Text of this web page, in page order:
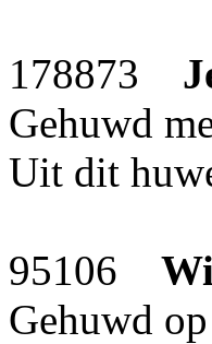
178873
Gehuwd
Uit dit
95106
Gehuwd